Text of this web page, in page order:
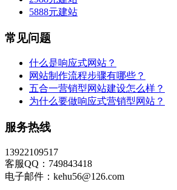
5888元建站
常见问题
什么是响应式网站？
网站制作流程步骤有哪些？
五合一营销型网站建设怎么样？
为什么要做响应式营销型网站？
服务热线
13922109517
客服QQ：749843418
电子邮件：kehu56@126.com